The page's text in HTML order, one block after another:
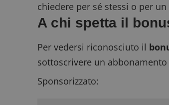
chiedere per sé stessi o per
A chi spetta il
Per vedersi riconosciuto il
sottoscrivere un
Sponsorizzato: